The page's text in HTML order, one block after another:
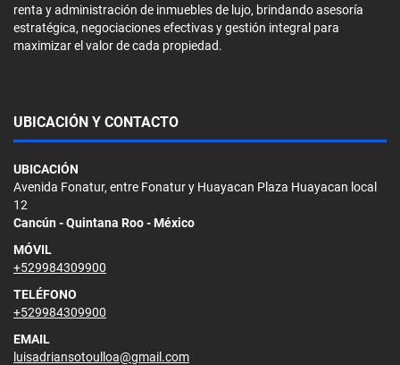
renta y administración de inmuebles de lujo, brindando asesoría
estratégica, negociaciones efectivas y gestión integral para
maximizar el valor de cada propiedad.
UBICACIÓN Y CONTACTO
UBICACIÓN
Avenida Fonatur, entre Fonatur y Huayacan Plaza Huayacan local
12
Cancún - Quintana Roo - México
MÓVIL
+529984309900
TELÉFONO
+529984309900
EMAIL
luisadriansotoulloa@gmail.com